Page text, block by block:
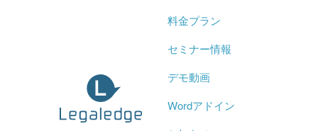
料金プラン
セミナー情報
デモ動画
Wordアドイン